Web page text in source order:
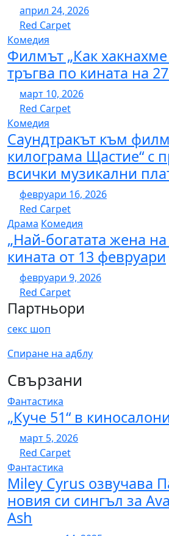
април 24, 2026
Red Carpet
Комедия
Филмът „Как хакнахме
тръгва по кината на
март 10, 2026
Red Carpet
Комедия
Саундтракът към
килограма Щастие“ с
всички музикални
февруари 16, 2026
Red Carpet
Драма Комедия
„Най-богатата жена на
кината от 13 февруари
февруари 9, 2026
Red Carpet
Партньори
секс шоп
Спиране на адблу
Свързани
Фантастика
„Куче 51“ в
март 5, 2026
Red Carpet
Фантастика
Miley Cyrus озвучава
новия си сингъл за
Ash